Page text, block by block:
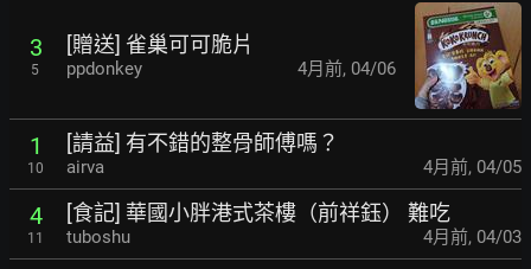
3
5
[贈送] 雀巢可可脆片
ppdonkey 4月前, 04/06
1
10
[請益] 有不錯的整骨師傅嗎？
airva 4月前, 04/05
4
11
[食記] 華國小胖港式茶樓（前祥鈺） 難吃
tuboshu 4月前, 04/03